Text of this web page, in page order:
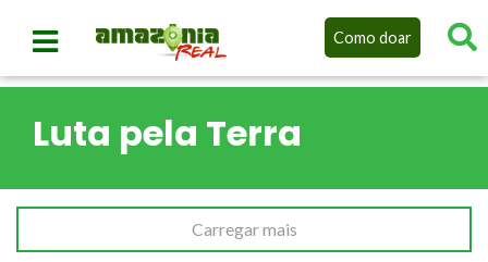
Como doar
Luta pela Terra
Carregar mais